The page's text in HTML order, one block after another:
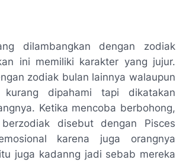
dilambangkan dengan zodiak
ini memiliki karakter yang jujur.
zodiak bulan lainnya walaupun
kurang dipahami tapi dikatakan
Ketika mencoba berbohong,
disebut dengan Pisces
karena juga orangnya
juga kadanng jadi sebab mereka